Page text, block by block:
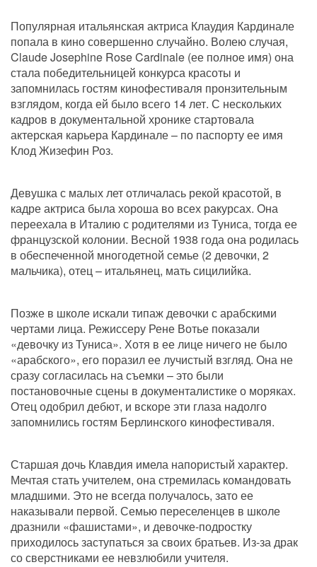
Популярная итальянская актриса Клаудия Кардинале
попала в кино совершенно случайно. Волею случая,
Claude Josephine Rose Cardinale (ее полное имя) она
стала победительницей конкурса красоты и
запомнилась гостям кинофестиваля пронзительным
взглядом, когда ей было всего 14 лет. С нескольких
кадров в документальной хронике стартовала
актерская карьера Кардинале – по паспорту ее имя
Клод Жизефин Роз.
Девушка с малых лет отличалась рекой красотой, в
кадре актриса была хороша во всех ракурсах. Она
переехала в Италию с родителями из Туниса, тогда ее
французской колонии. Весной 1938 года она родилась
в обеспеченной многодетной семье (2 девочки, 2
мальчика), отец – итальянец, мать сицилийка.
Позже в школе искали типаж девочки с арабскими
чертами лица. Режиссеру Рене Вотье показали
«девочку из Туниса». Хотя в ее лице ничего не было
«арабского», его поразил ее лучистый взгляд. Она не
сразу согласилась на съемки – это были
постановочные сцены в документалистике о моряках.
Отец одобрил дебют, и вскоре эти глаза надолго
запомнились гостям Берлинского кинофестиваля.
Старшая дочь Клавдия имела напористый характер.
Мечтая стать учителем, она стремилась командовать
младшими. Это не всегда получалось, зато ее
наказывали первой. Семью переселенцев в школе
дразнили «фашистами», и девочке-подростку
приходилось заступаться за своих братьев. Из-за драк
со сверстниками ее невзлюбили учителя.